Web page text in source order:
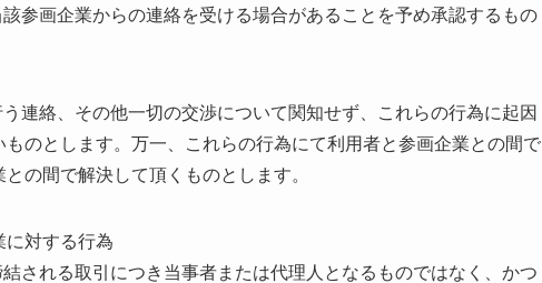
参画企業からの連絡を受ける場合があることを予め承認するもの
連絡、その他一切の交渉について関知せず、これらの行為に起因
のとします。万一、これらの行為にて利用者と参画企業との間で
の間で解決して頂くものとします。
に対する行為
される取引につき当事者または代理人となるものではなく、かつ